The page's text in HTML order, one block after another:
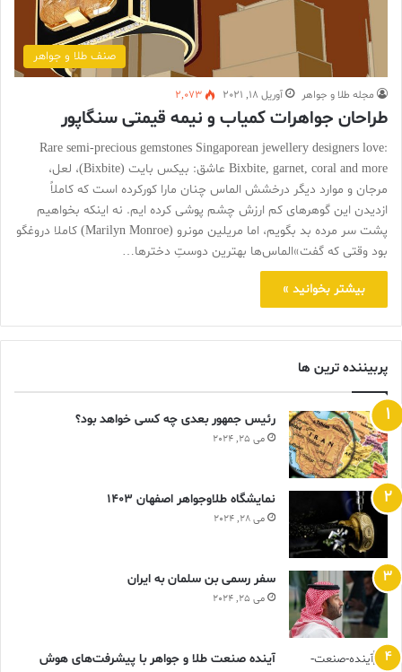
صنف طلا و جواهر
مجله طلا و جواهر آوریل 18, 2021 2,073
طراحان جواهرات کمیاب و نیمه قیمتی سنگاپور
Rare semi-precious gemstones Singaporean jewellery designers love:
Bixbite, garnet, coral and more عاشق: بیکس بایت (Bixbite)، لعل،
مرجان و موارد دیگر درخشش الماس چنان مارا کورکرده است که کاملاً
ازدیدن این گوهرهای کم ارزش چشم پوشی کرده ایم. نه اینکه بخواهیم
پشت سر مرده بد بگویم، اما مریلین مونرو (Marilyn Monroe) کاملا دروغگو
بود وقتی که گفت»الماس‌ها بهترین دوستِ دخترها…
بیشتر بخوانید »
پربیننده ترین ها
رئیس جمهور بعدی چه کسی خواهد بود؟
می 25, 2024
نمایشگاه طلاوجواهر اصفهان 1403
می 28, 2024
سفر رسمی بن سلمان به ایران
می 25, 2024
آینده صنعت طلا و جواهر با پیشرفت‌های هوش